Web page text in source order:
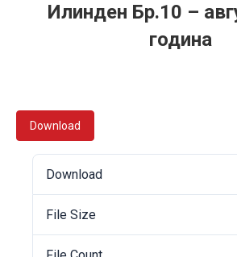
Илинден Бр.10 –
година
Download
Download
File Size